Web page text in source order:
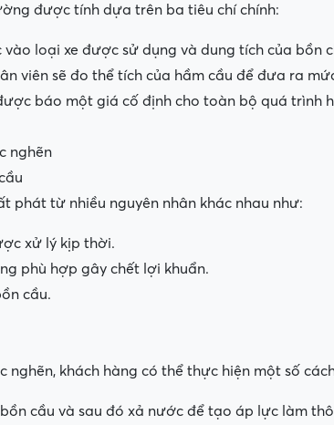
được tính dựa trên ba tiêu chí chính:
vào loại xe được sử dụng và dung tích của bồn
viên sẽ đo thể tích của hầm cầu để đưa ra
báo một giá cố định cho toàn bộ quá trình
nghẽn
phát từ nhiều nguyên nhân khác nhau như:
xử lý kịp thời.
phù hợp gây chết lợi khuẩn.
cầu.
nghẽn, khách hàng có thể thực hiện một số
cầu và sau đó xả nước để tạo áp lực làm